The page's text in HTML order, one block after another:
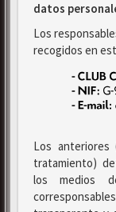
datos
Los
recogidos en
Los anteriores
tratamiento)
los medios